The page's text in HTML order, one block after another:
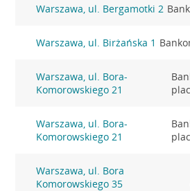
Warszawa, ul. Bergamotki 2
Warszawa, ul. Birżańska 1
Warszawa, ul. Bora-
Komorowskiego 21
Warszawa, ul. Bora-
Komorowskiego 21
Warszawa, ul. Bora
Komorowskiego 35